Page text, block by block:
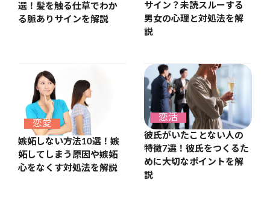
選！髪を触る仕草でわか
る脈ありサインを解説
サイン？未読スルーする
男女の心理と対処法を解
説
恋愛
嫉妬しない方法10選！嫉
妬してしまう原因や嫉妬
心をなくす対処法を解説
恋活
彼氏がいたことない人の
特徴7選！彼氏をつくるた
めに大切なポイントを解
説